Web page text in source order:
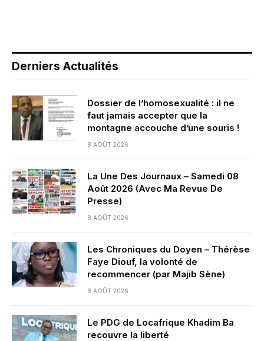
Derniers Actualités
Dossier de l’homosexualité : il ne
faut jamais accepter que la
montagne accouche d’une souris !
8 AOÛT 2026
La Une Des Journaux – Samedi 08
Août 2026 (Avec Ma Revue De
Presse)
8 AOÛT 2026
Les Chroniques du Doyen – Thérèse
Faye Diouf, la volonté de
recommencer (par Majib Sène)
8 AOÛT 2026
Le PDG de Locafrique Khadim Ba
recouvre la liberté